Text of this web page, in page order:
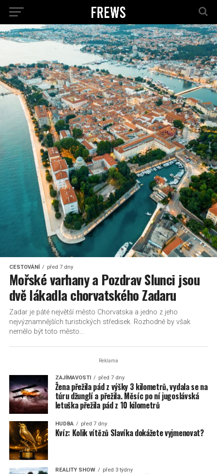
CESTOVÁNÍ před 7 dny
Mořské varhany a Pozdrav Slunci jsou
dvě lákadla chorvatského Zadaru
Zadar je páté největší město Chorvatska a jedno z jeho
nejvýznamnějších turistických středisek. Rozhodně by však
nemělo být toto město...
Reklama
ZAJÍMAVOSTI před 7 dny
Žena přežila pád z výšky 3 kilometrů, vydala se na
túru džunglí a přežila. Měsíc po ní jugoslávská
letuška přežila pád z 10 kilometrů
HUDBA před 7 dny
Kvíz: Kolik vítězů Slavíka dokážete vyjmenovat?
REALITY SHOW před 3 týdny